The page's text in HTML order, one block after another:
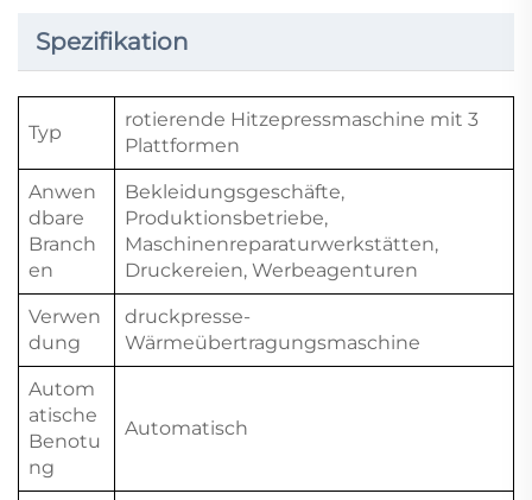
Spezifikation
Typ
rotierende Hitzepressmaschine mit 3
Plattformen
Anwen
dbare
Branch
en
Bekleidungsgeschäfte,
Produktionsbetriebe,
Maschinenreparaturwerkstätten,
Druckereien, Werbeagenturen
Verwen
dung
druckpresse-
Wärmeübertragungsmaschine
Autom
atische
Benotu
ng
Automatisch